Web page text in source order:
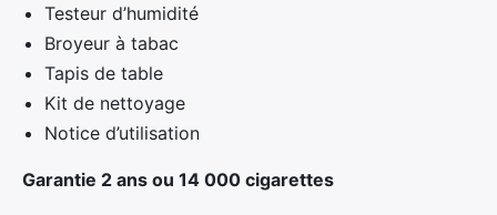
Testeur d’humidité
Broyeur à tabac
Tapis de table
Kit de nettoyage
Notice d’utilisation
Garantie 2 ans ou 14 000 cigarettes